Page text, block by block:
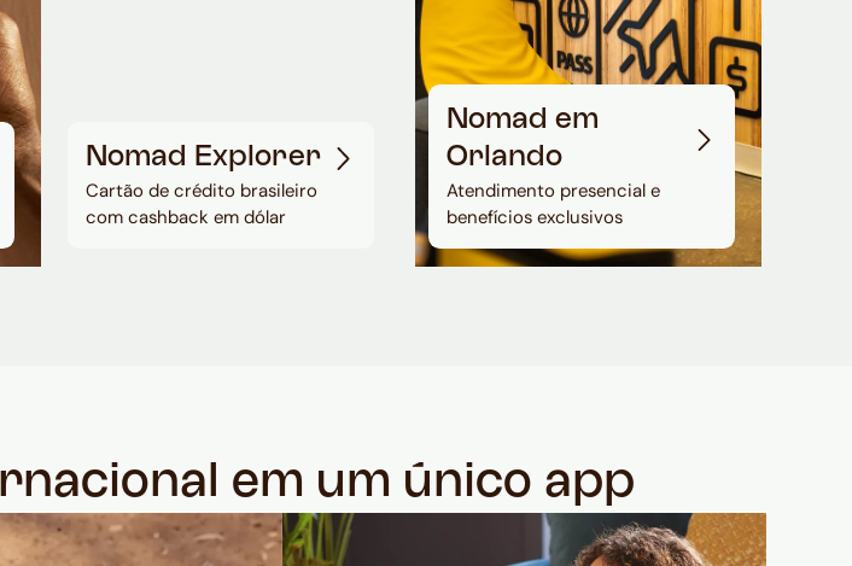
Nomad Explorer
Cartão de crédito brasileiro
com cashback em dólar
Nomad em
Orlando
Atendimento presencial e
benefícios exclusivos
em um único app